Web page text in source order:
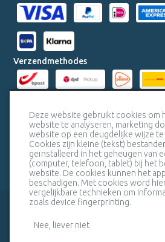
Verzendmethodes
Veiligheidscertificaat SSL
veelgestelde vragen
algemene voorwaarden
Deze website gebruikt cookies om
website te analyseren, marketing
website op een deugdelijke wijze
Cookies zijn kleine (tekst)
geïnstalleerd in het geheugen van
(computer, telefoon, tablet) bij het
website. De cookies kunnen het
beschadigen. Met cookies word
vergelijkbare technieken om
zoals device fingerprinting.
Nee, liever niet Stuur